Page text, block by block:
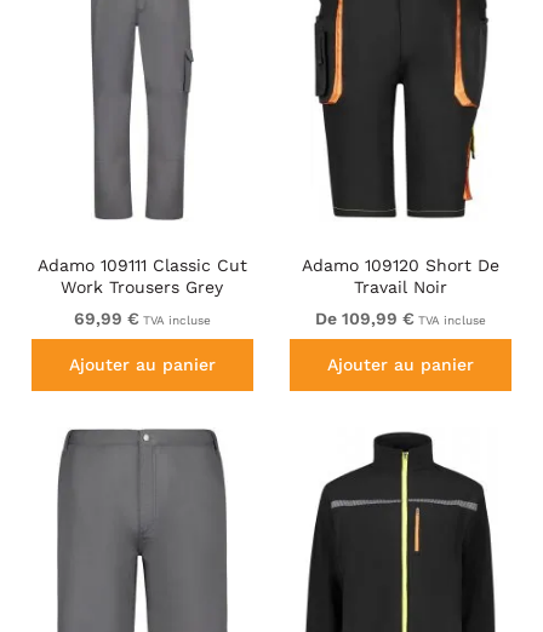
Adamo 109111 Classic Cut
Work Trousers Grey
69,99 € TVA incluse
Ajouter au panier
Adamo 109120 Short De
Travail Noir
De 109,99 € TVA incluse
Ajouter au panier